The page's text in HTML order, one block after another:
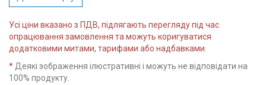
Блог
Усі ціни вказано з ПДВ, підлягають перегляду під час
опрацювання замовлення та можуть коригуватися
додатковими митами, тарифами або надбавками.
* Деякі зображення ілюстративні і можуть не відповідати на
100% продукту.